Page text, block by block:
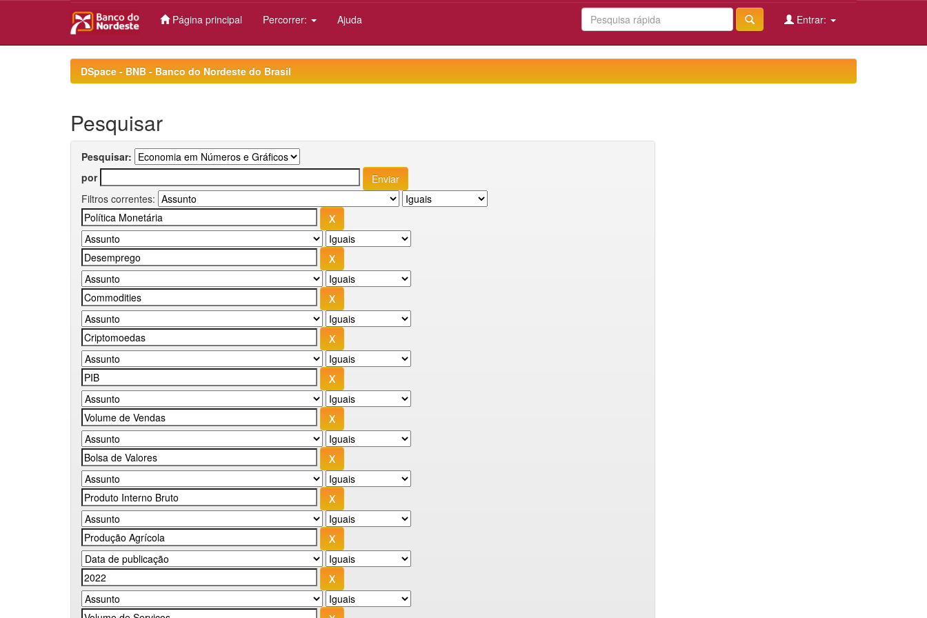
Página principal Percorrer: Ajuda Entrar:
DSpace - BNB - Banco do Nordeste do Brasil
Pesquisar
Pesquisar:
por
Filtros correntes: